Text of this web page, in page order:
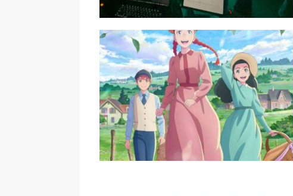
五線紙のパンセ｜音色と空間、身体
性｜佐原洸